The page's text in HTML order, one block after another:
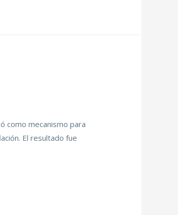
como mecanismo para
El resultado fue